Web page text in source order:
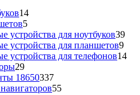
1414
55
товаров
устройства для ноутбуков3939
устройства для планшетов99
устройства для телефонов1414
2929
товаров
18650337337
товаров
5555